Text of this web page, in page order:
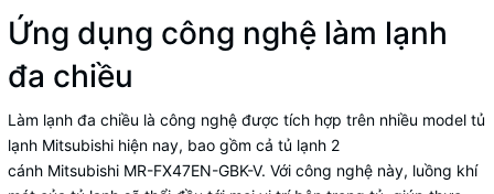
Ứng dụng công nghệ làm lạnh
đa chiều
Làm lạnh đa chiều là công nghệ được tích hợp trên nhiều model tủ
lạnh Mitsubishi hiện nay, bao gồm cả tủ lạnh 2
cánh Mitsubishi MR-FX47EN-GBK-V. Với công nghệ này, luồng khí